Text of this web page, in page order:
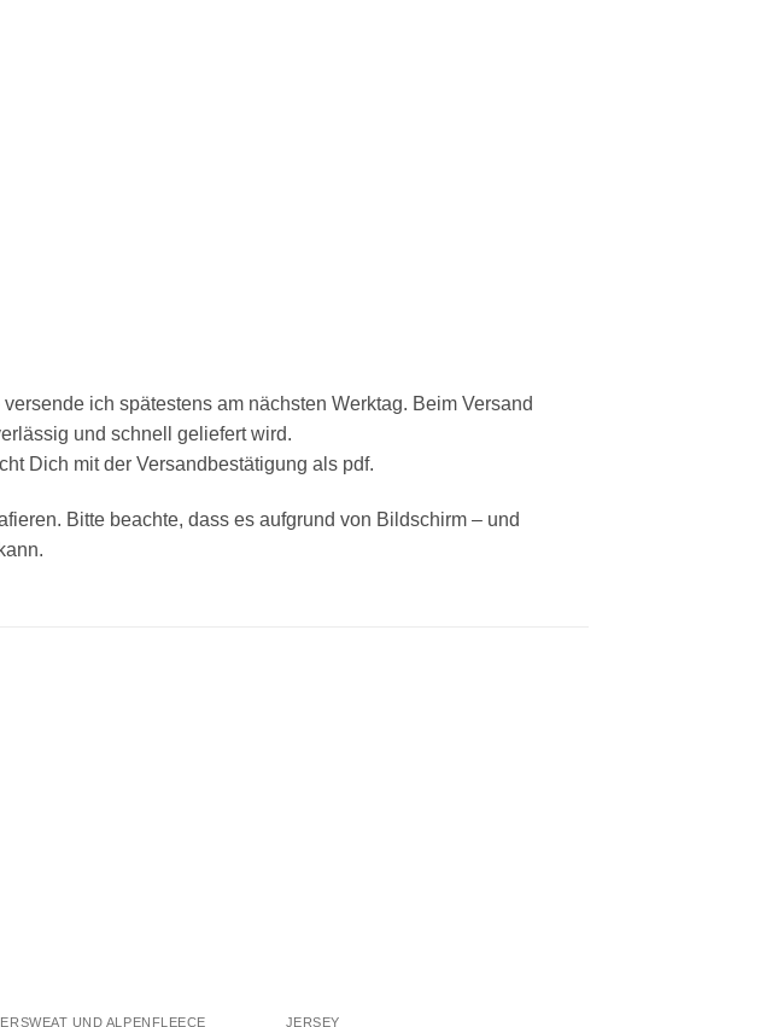
ich spätestens am nächsten Werktag. Beim Versand
und schnell geliefert wird.
Dich mit der Versandbestätigung als pdf.
Bitte beachte, dass es aufgrund von Bildschirm – und
UND ALPENFLEECE JERSEY